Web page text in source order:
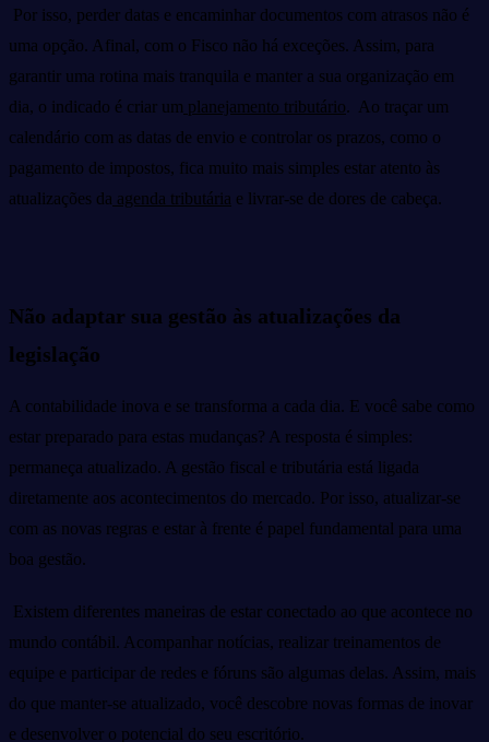
Por isso, perder datas e encaminhar documentos com atrasos não é
uma opção. Afinal, com o Fisco não há exceções. Assim, para
garantir uma rotina mais tranquila e manter a sua organização em
dia, o indicado é criar um planejamento tributário. Ao traçar um
calendário com as datas de envio e controlar os prazos, como o
pagamento de impostos, fica muito mais simples estar atento às
atualizações da agenda tributária e livrar-se de dores de cabeça.
Não adaptar sua gestão às atualizações da
legislação
A contabilidade inova e se transforma a cada dia. E você sabe como
estar preparado para estas mudanças? A resposta é simples:
permaneça atualizado. A gestão fiscal e tributária está ligada
diretamente aos acontecimentos do mercado. Por isso, atualizar-se
com as novas regras e estar à frente é papel fundamental para uma
boa gestão.
Existem diferentes maneiras de estar conectado ao que acontece no
mundo contábil. Acompanhar notícias, realizar treinamentos de
equipe e participar de redes e fóruns são algumas delas. Assim, mais
do que manter-se atualizado, você descobre novas formas de inovar
e desenvolver o potencial do seu escritório.